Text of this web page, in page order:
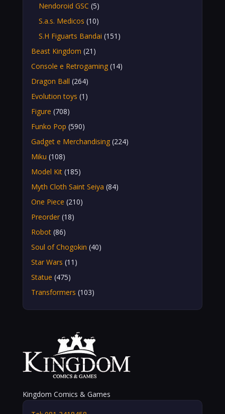
Nendoroid GSC (5)
S.a.s. Medicos (10)
S.H Figuarts Bandai (151)
Beast Kingdom (21)
Console e Retrogaming (14)
Dragon Ball (264)
Evolution toys (1)
Figure (708)
Funko Pop (590)
Gadget e Merchandising (224)
Miku (108)
Model Kit (185)
Myth Cloth Saint Seiya (84)
One Piece (210)
Preorder (18)
Robot (86)
Soul of Chogokin (40)
Star Wars (11)
Statue (475)
Transformers (103)
Kingdom Comics & Games